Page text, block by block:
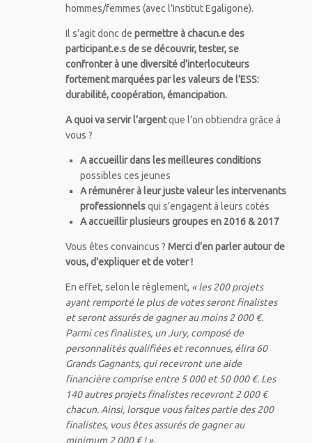
hommes/femmes (avec l’Institut Egaligone).
Il s’agit donc de permettre à chacun.e des
participant.e.s de se découvrir, tester, se
confronter à une diversité d’interlocuteurs
fortement marquées par les valeurs de l’ESS:
durabilité, coopération, émancipation.
A quoi va servir l’argentque l’on obtiendra grâce à
vous ?
A accueillir dans les meilleures conditions
possibles ces jeunes
A rémunérer à leur juste valeur les intervenants
professionnelsqui s’engagent à leurs cotés
A accueillir plusieurs groupes en 2016 & 2017
Vous êtes convaincus ? Merci d’en parler autour de
vous, d’expliquer et de voter !
En effet, selon le règlement, « les 200 projets
ayant remporté le plus de votes seront finalistes
et seront assurés de gagner au moins 2 000 €.
Parmi ces finalistes, un Jury, composé de
personnalités qualifiées et reconnues, élira 60
Grands Gagnants, qui recevront une aide
financière comprise entre 5 000 et 50 000 €. Les
140 autres projets finalistes recevront 2 000 €
chacun. Ainsi, lorsque vous faites partie des 200
finalistes, vous êtes assurés de gagner au
minimum 2 000 € ! ».